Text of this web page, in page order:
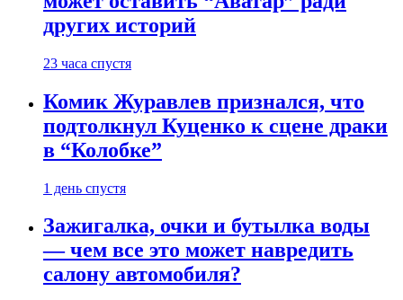
других историй
23 часа спустя
Комик Журавлев признался, что
подтолкнул Куценко к сцене драки
в “Колобке”
1 день спустя
Зажигалка, очки и бутылка воды
— чем все это может навредить
салону автомобиля?